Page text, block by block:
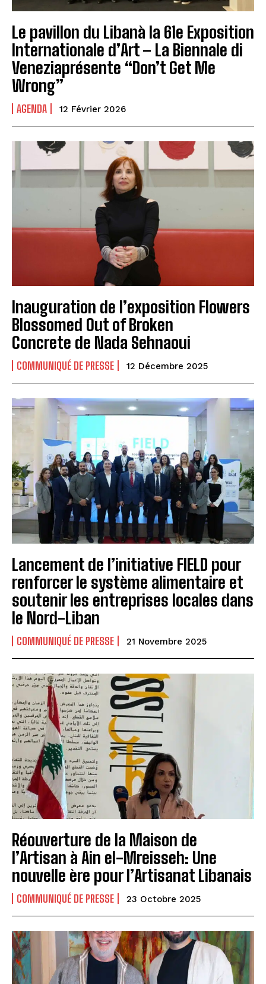
Le pavillon du Libanà la 61e Exposition
Internationale d’Art – La Biennale di
Veneziaprésente “Don’t Get Me
Wrong”
AGENDA 12 Février 2026
Inauguration de l’exposition Flowers
Blossomed Out of Broken
Concrete de Nada Sehnaoui
COMMUNIQUÉ DE PRESSE 12 Décembre 2025
Lancement de l’initiative FIELD pour
renforcer le système alimentaire et
soutenir les entreprises locales dans
le Nord-Liban
COMMUNIQUÉ DE PRESSE 21 Novembre 2025
Réouverture de la Maison de
l’Artisan à Ain el-Mreisseh: Une
nouvelle ère pour l’Artisanat Libanais
COMMUNIQUÉ DE PRESSE 23 Octobre 2025